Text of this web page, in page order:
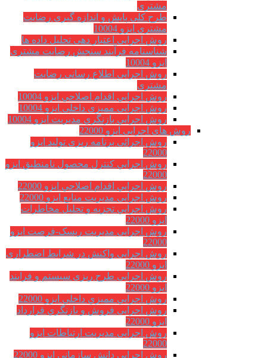
طرح کلی پایش و اندازه گیری رضایت
مشتری ایزو 10004
روش اجرایی اعتبار دهی تحلیل داده ها
شناسنامه فرآیند سنجش رضایت مشتری
روش اجرایی اطلاع رسانی رضایت
روش اجرايي اقدام اصلاحي ایزو 10004
روش اجرایی ممیزی داخلی ایزو 10004
روش اجرايي بازنگري مديريت ایزو 10004
روش های اجرایی ایزو 22000
روش اجرائی برنامه ريزی توليد ایزو
روش اجرايي كنترل محصول نامنطبق ایزو
روش اجرايي اقدام اصلاحي ایزو 22000
روش اجرایی مدیریت منابع ایزو 22000
روش اجرايي تجزیه و تحلیل مخاطرات
روش اجرایی مدیریت ریسک-فرصت ایزو
روش اجرایی واکنش در شرایط اضطراری
روش اجرایی طرح ریزی سیستم و فرایند
روش اجرايي مميزي داخلي ایزو 22000
روش اجرایی فروش و بازنگري قرارداد
روش اجرایی مدیریت ارتباطات ایزو
روش اجرایی دانش سازمانی ایزو 22000